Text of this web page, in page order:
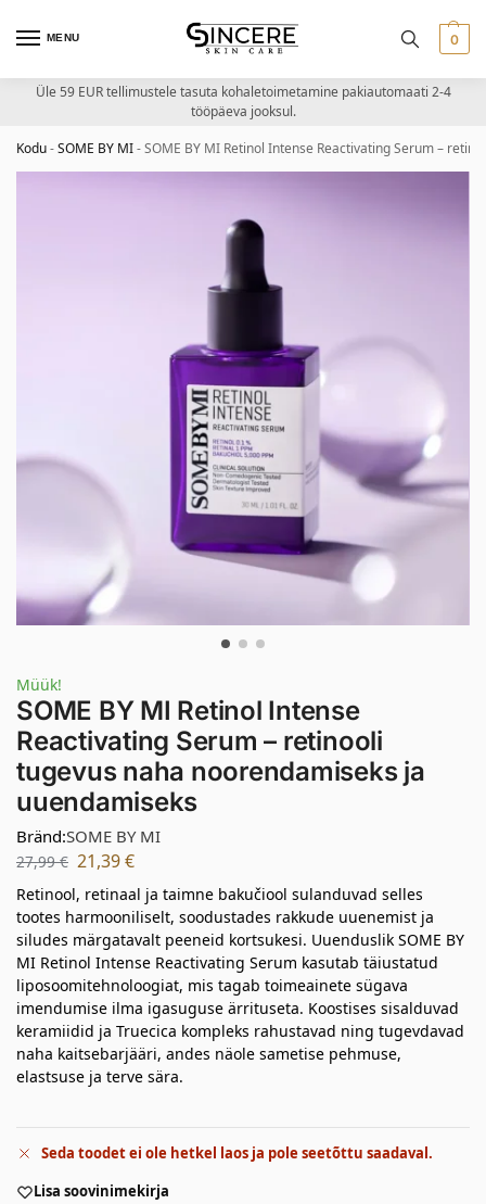
MENU 0
Üle 59 EUR tellimustele tasuta kohaletoimetamine pakiautomaati 2-4
tööpäeva jooksul.
Kodu-SOME BY MI-SOME BY MI Retinol Intense Reactivating Serum –
Müük!
SOME BY MI Retinol Intense
Reactivating Serum – retinooli
tugevus naha noorendamiseks ja
uuendamiseks
Bränd:SOME BY MI
27,99€ 21,39€
Retinool, retinaal ja taimne bakučiool sulanduvad selles
tootes harmooniliselt, soodustades rakkude uuenemist ja
siludes märgatavalt peeneid kortsukesi. Uuenduslik SOME BY
MI Retinol Intense Reactivating Serum kasutab täiustatud
liposoomitehnoloogiat, mis tagab toimeainete sügava
imendumise ilma igasuguse ärrituseta. Koostises sisalduvad
keramiidid ja Truecica kompleks rahustavad ning tugevdavad
naha kaitsebarjääri, andes näole sametise pehmuse,
elastsuse ja terve sära.
Seda toodet ei ole hetkel laos ja pole seetõttu saadaval.
Lisa soovinimekirja